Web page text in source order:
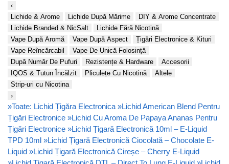
‹
Lichide & Arome
Lichide După Mărime
DIY & Arome Concentrate
Lichide Branded & NicSalt
Lichide Fără Nicotină
Vape După Aromă
Vape După Aspect
Țigări Electronice & Kituri
Vape Reîncărcabil
Vape De Unică Folosință
După Număr De Pufuri
Rezistențe & Hardware
Accesorii
IQOS & Tutun Încălzit
Pliculețe Cu Nicotină
Altele
Strip-uri cu Nicotina
›
»Toate: Lichid Țigăra Electronica »Lichid American Blend Pentru
Țigări Electronice »Lichid Cu Aroma De Papaya Ananas Pentru
Țigări Electronice »Lichid Țigară Electronică 10ml – E-Liquid
TPD 10ml »Lichid Țigară Electronică Ciocolată – Chocolate E-
Liquid »Lichid Țigară Electronică Cireșe – Cherry E-Liquid